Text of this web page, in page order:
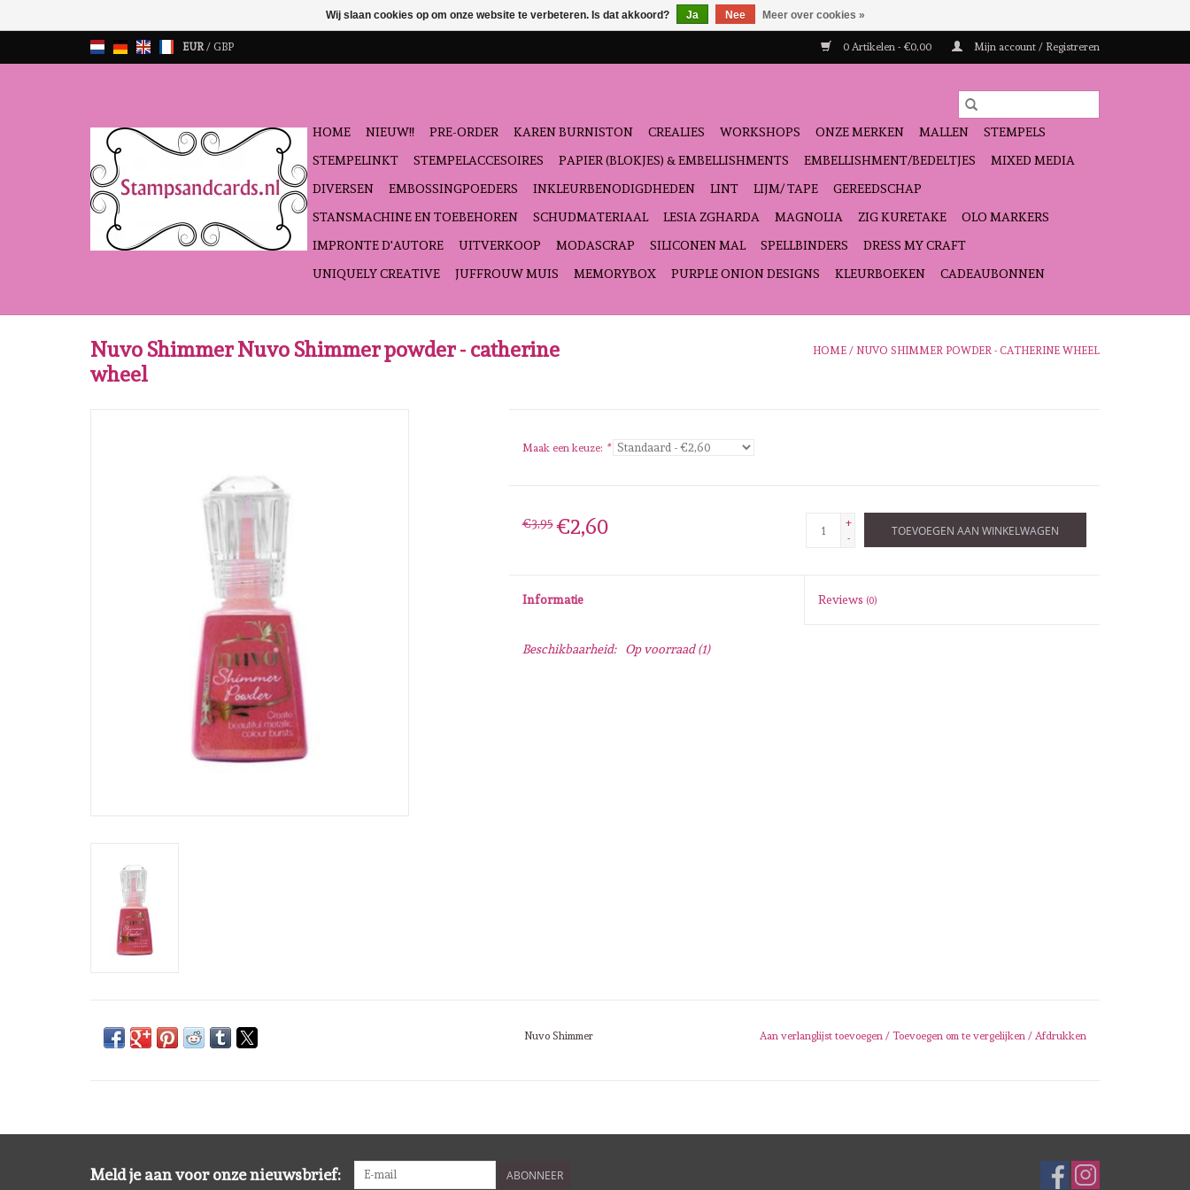
EUR/ GBP 0 Artikelen - €0,00 Mijn account / Registreren
HOME NIEUW!! PRE-ORDER KAREN BURNISTON CREALIES WORKSHOPS ONZE MERKEN MALLEN
STEMPELS
STEMPELINKT
STEMPELACCESOIRES PAPIER (BLOKJES) & EMBELLISHMENTS EMBELLISHMENT/BEDELTJES
MIXED MEDIA
DIVERSEN
EMBOSSINGPOEDERS INKLEURBENODIGDHEDEN LINT LIJM/ TAPE
GEREEDSCHAP
STANSMACHINE EN TOEBEHOREN
SCHUDMATERIAAL LESIA ZGHARDA MAGNOLIA ZIG KURETAKE
OLO MARKERS
IMPRONTE D'AUTORE
UITVERKOOP MODASCRAP SILICONEN MAL SPELLBINDERS
DRESS MY CRAFT
UNIQUELY CREATIVE
JUFFROUW MUIS MEMORYBOX PURPLE ONION DESIGNS KLEURBOEKEN CADEAUBONNEN
Nuvo Shimmer Nuvo Shimmer powder - catherine
wheel
HOME / NUVO SHIMMER POWDER - CATHERINE WHEEL
Maak een keuze: *
€3,95 €2,60
+
-
TOEVOEGEN AAN WINKELWAGEN
Informatie Reviews (0)
Beschikbaarheid: Op voorraad(1)
Nuvo Shimmer Aan verlanglijst toevoegen / Toevoegen om te vergelijken / Afdrukken
Meld je aan voor onze nieuwsbrief: ABONNEER
Wij slaan cookies op om onze website te verbeteren. Is dat akkoord? Ja Nee Meer over cookies »